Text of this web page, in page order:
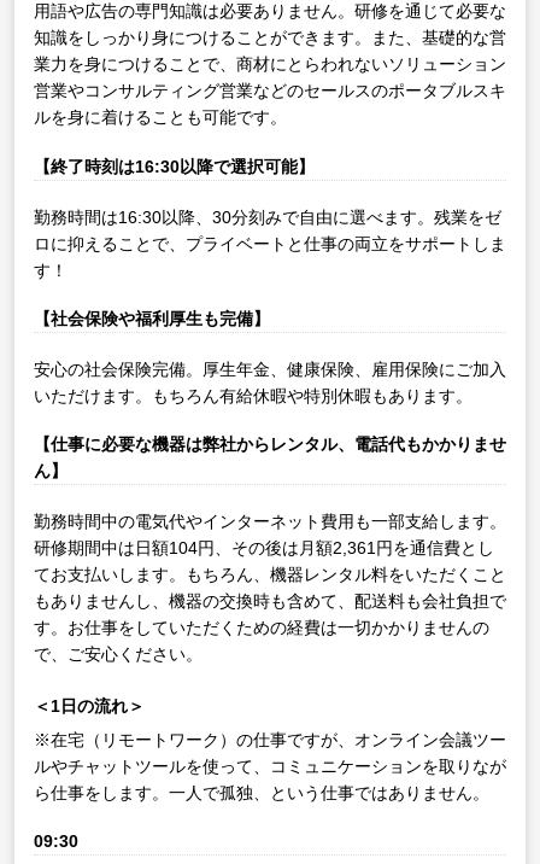
用語や広告の専門知識は必要ありません。研修を通じて必要な
知識をしっかり身につけることができます。また、基礎的な営
業力を身につけることで、商材にとらわれないソリューション
営業やコンサルティング営業などのセールスのポータブルスキ
ルを身に着けることも可能です。
【終了時刻は16:30以降で選択可能】
勤務時間は16:30以降、30分刻みで自由に選べます。残業をゼ
ロに抑えることで、プライベートと仕事の両立をサポートしま
す！
【社会保険や福利厚生も完備】
安心の社会保険完備。厚生年金、健康保険、雇用保険にご加入
いただけます。もちろん有給休暇や特別休暇もあります。
【仕事に必要な機器は弊社からレンタル、電話代もかかりませ
ん】
勤務時間中の電気代やインターネット費用も一部支給します。
研修期間中は日額104円、その後は月額2,361円を通信費とし
てお支払いします。もちろん、機器レンタル料をいただくこと
もありませんし、機器の交換時も含めて、配送料も会社負担で
す。お仕事をしていただくための経費は一切かかりませんの
で、ご安心ください。
＜1日の流れ＞
※在宅（リモートワーク）の仕事ですが、オンライン会議ツー
ルやチャットツールを使って、コミュニケーションを取りなが
ら仕事をします。一人で孤独、という仕事ではありません。
09:30